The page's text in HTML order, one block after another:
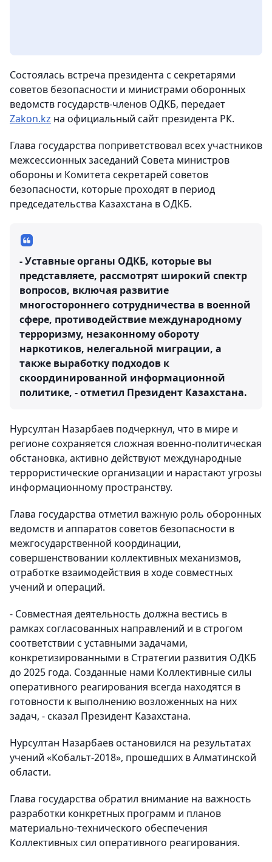
Состоялась встреча президента с секретарями
советов безопасности и министрами оборонных
ведомств государств-членов ОДКБ, передает
Zakon.kz на официальный сайт президента РК.
Глава государства поприветствовал всех участников
межсессионных заседаний Совета министров
обороны и Комитета секретарей советов
безопасности, которые проходят в период
председательства Казахстана в ОДКБ.
- Уставные органы ОДКБ, которые вы
представляете, рассмотрят широкий спектр
вопросов, включая развитие
многостороннего сотрудничества в военной
сфере, противодействие международному
терроризму, незаконному обороту
наркотиков, нелегальной миграции, а
также выработку подходов к
скоординированной информационной
политике, - отметил Президент Казахстана.
Нурсултан Назарбаев подчеркнул, что в мире и
регионе сохраняется сложная военно-политическая
обстановка, активно действуют международные
террористические организации и нарастают угрозы
информационному пространству.
Глава государства отметил важную роль оборонных
ведомств и аппаратов советов безопасности в
межгосударственной координации,
совершенствовании коллективных механизмов,
отработке взаимодействия в ходе совместных
учений и операций.
- Совместная деятельность должна вестись в
рамках согласованных направлений и в строгом
соответствии с уставными задачами,
конкретизированными в Стратегии развития ОДКБ
до 2025 года. Созданные нами Коллективные силы
оперативного реагирования всегда находятся в
готовности к выполнению возложенных на них
задач, - сказал Президент Казахстана.
Нурсултан Назарбаев остановился на результатах
учений «Кобальт-2018», прошедших в Алматинской
области.
Глава государства обратил внимание на важность
разработки конкретных программ и планов
материально-технического обеспечения
Коллективных сил оперативного реагирования.